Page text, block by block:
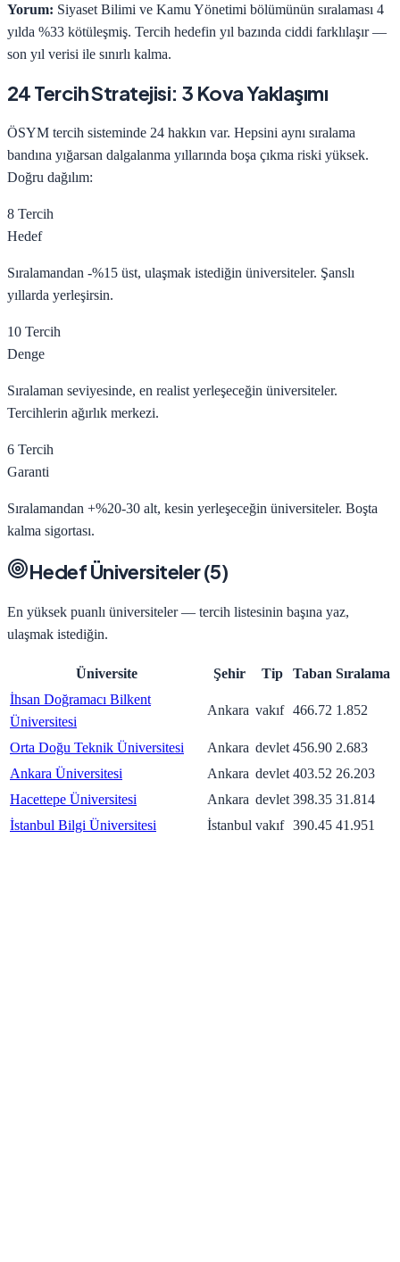
Yorum: Siyaset Bilimi ve Kamu Yönetimi bölümünün sıralaması 4
yılda %33 kötüleşmiş. Tercih hedefin yıl bazında ciddi farklılaşır —
son yıl verisi ile sınırlı kalma.
24 Tercih Stratejisi: 3 Kova Yaklaşımı
ÖSYM tercih sisteminde 24 hakkın var. Hepsini aynı sıralama
bandına yığarsan dalgalanma yıllarında boşa çıkma riski yüksek.
Doğru dağılım:
8 Tercih
Hedef
Sıralamandan -%15 üst, ulaşmak istediğin üniversiteler. Şanslı
yıllarda yerleşirsin.
10 Tercih
Denge
Sıralaman seviyesinde, en realist yerleşeceğin üniversiteler.
Tercihlerin ağırlık merkezi.
6 Tercih
Garanti
Sıralamandan +%20-30 alt, kesin yerleşeceğin üniversiteler. Boşta
kalma sigortası.
Hedef Üniversiteler (5)
En yüksek puanlı üniversiteler — tercih listesinin başına yaz,
ulaşmak istediğin.
Üniversite Şehir Tip Taban Sıralama
İhsan Doğramacı Bilkent
Üniversitesi
Ankara vakıf 466.72 1.852
Orta Doğu Teknik Üniversitesi Ankara devlet 456.90 2.683
Ankara Üniversitesi
Ankara devlet 403.52 26.203
Hacettepe Üniversitesi
Ankara devlet 398.35 31.814
İstanbul Bilgi Üniversitesi
İstanbul vakıf 390.45 41.951